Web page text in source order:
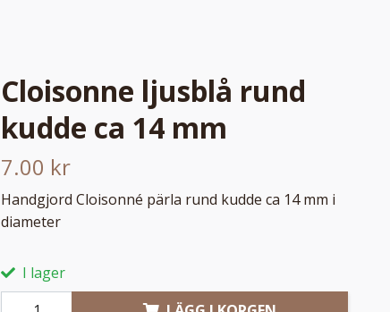
Cloisonne ljusblå rund
kudde ca 14 mm
7.00 kr
Handgjord Cloisonné pärla rund kudde ca 14 mm i
diameter
I lager